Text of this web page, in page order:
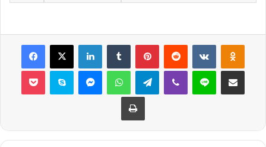
Facebook
X LinkedInTumblr PinterestReddit VKontakte
Pocket Skype MessengerWhatsAppTelegramViber Line E-Posta ile
Yazdır